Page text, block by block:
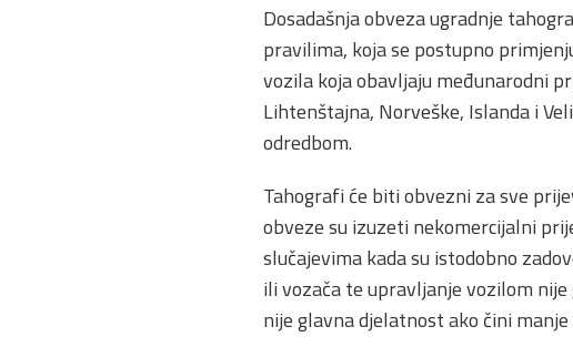
Dosadašnja obveza ugradnje
pravilima, koja se postupno
vozila koja obavljaju međunarodni
Lihtenštajna, Norveške, Islanda i
odredbom.
Tahografi će biti obvezni za sve
obveze su izuzeti nekomercijalni
slučajevima kada su istodobno
ili vozača te upravljanje vozilom
nije glavna djelatnost ako čini